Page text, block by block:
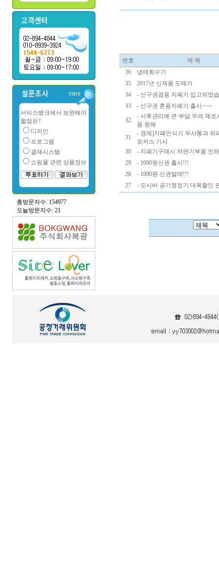
서비스뱅크에서 보완해야
할점은?
디자인
프로그램
결재시스템
쇼핑몰 관련 상품정보
총방문자수: 154977
오늘방문자수: 21
번호
제 목
36
냉매회수기
35
2017년 신제품 도매가
34
- 신구권겸용 지폐기 입고되었
33
- 신구권 혼용지폐기 출시~~~
32
- 사후관리에 큰 부담 우려 제조
용 원해
31
- 경제]지폐인식기 무사통과 위
포커스 기사
30
- 지폐기구매시 자판기부품 인
29
- 1000원신권 출시!!!
28
- 1000원 신권발매!!!
27
- 도시바 공기청정기 대폭할인